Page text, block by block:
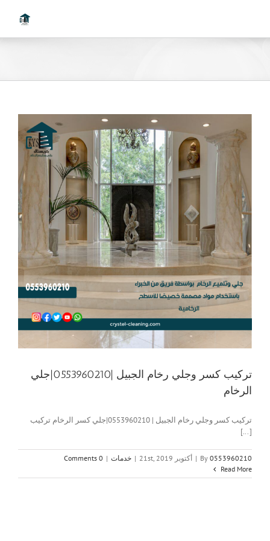
تركيب كسر وجلي رخام الجبيل |0553960210|جلي
الرخام
تركيب كسر وجلي رخام الجبيل | 0553960210|جلي كسر الرخام تركيب
[...]
By 0553960210
| أكتوبر 21st, 2019 | خدمات |
0 Comments
Read More